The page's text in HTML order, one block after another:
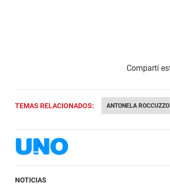
TEMAS RELACIONADOS: ANTONELA ROCCUZZO
NOTICIAS